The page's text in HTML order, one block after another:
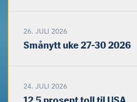
26. JULI 2026
Smånytt uke 27-30 2026
24. JULI 2026